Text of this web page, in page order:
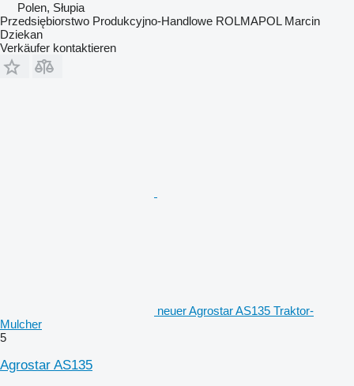
Polen, Słupia
Przedsiębiorstwo Produkcyjno-Handlowe ROLMAPOL Marcin
Dziekan
Verkäufer kontaktieren
neuer Agrostar AS135 Traktor-
Mulcher
5
Agrostar AS135